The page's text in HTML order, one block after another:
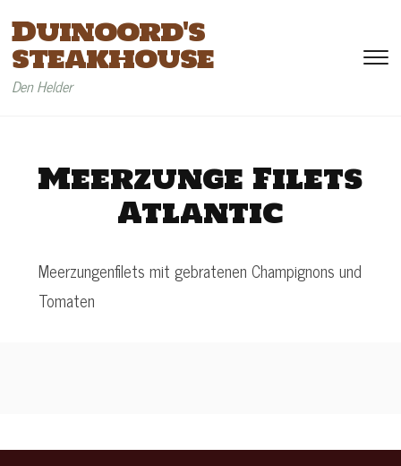
Duinoord's
steakhouse
Den Helder
Meerzunge Filets
Atlantic
Meerzungenfilets mit gebratenen Champignons und
Tomaten